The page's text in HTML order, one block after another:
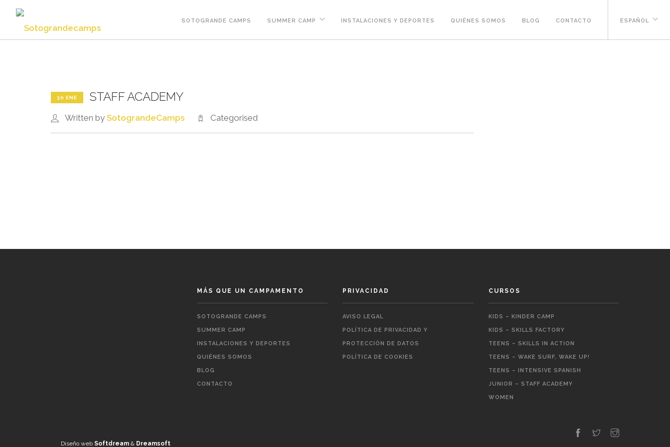
SOTOGRANDE CAMPS SUMMER CAMP INSTALACIONES Y DEPORTES QUIÉNES SOMOS BLOG CONTACTO ESPAÑOL
30 ENE STAFF ACADEMY
Written by SotograndeCamps Categorised
MÁS QUE UN CAMPAMENTO
SOTOGRANDE CAMPS
SUMMER CAMP
INSTALACIONES Y DEPORTES
QUIÉNES SOMOS
BLOG
CONTACTO
PRIVACIDAD
AVISO LEGAL
POLÍTICA DE PRIVACIDAD Y
PROTECCIÓN DE DATOS
POLÍTICA DE COOKIES
CURSOS
KIDS – KINDER CAMP
KIDS – SKILLS FACTORY
TEENS – SKILLS IN ACTION
TEENS – WAKE SURF, WAKE UP!
TEENS – INTENSIVE SPANISH
JUNIOR – STAFF ACADEMY
WOMEN
Diseño web Softdream & Dreamsoft